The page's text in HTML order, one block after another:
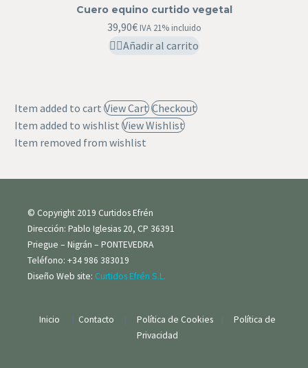
Cuero equino curtido vegetal
39,90€ IVA 21% incluido
Añadir al carrito
Item added to cart View Cart Checkout
Item added to wishlist View Wishlist
Item removed from wishlist
© Copyright 2019 Curtidos Efrén
Dirección: Pablo Iglesias 20, CP 36391
Priegue – Nigrán – PONTEVEDRA
Teléfono: +34 986 383019
Diseño Web site: Curtidos Efrén S.L.
Inicio | Contacto | Política de Cookies |
Política de
Privacidad